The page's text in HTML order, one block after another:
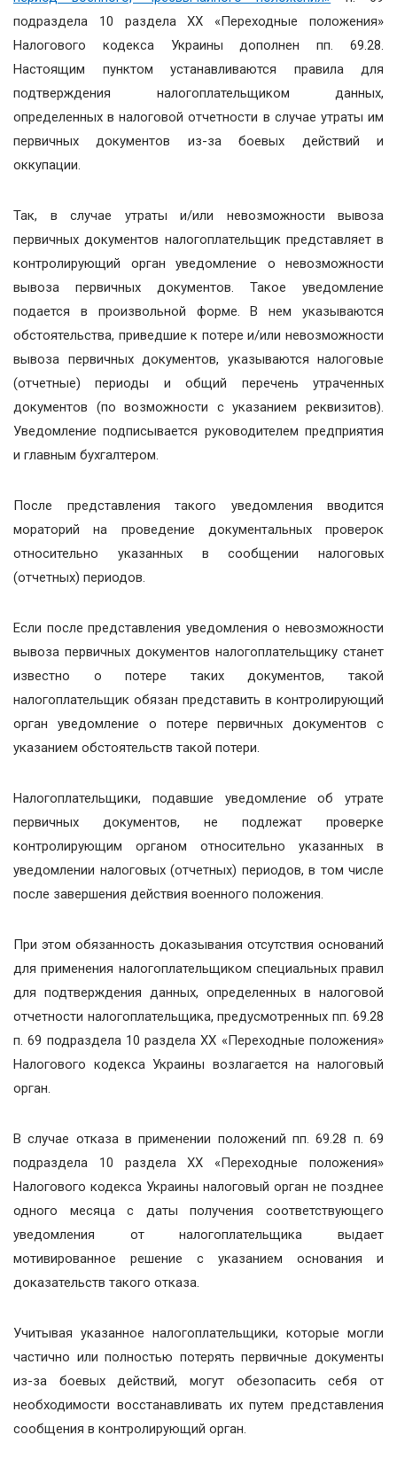
подраздела 10 раздела ХХ «Переходные положения»
Налогового кодекса Украины дополнен пп. 69.28.
Настоящим пунктом устанавливаются правила для
подтверждения налогоплательщиком данных,
определенных в налоговой отчетности в случае утраты им
первичных документов из-за боевых действий и
оккупации.
Так, в случае утраты и/или невозможности вывоза
первичных документов налогоплательщик представляет в
контролирующий орган уведомление о невозможности
вывоза первичных документов. Такое уведомление
подается в произвольной форме. В нем указываются
обстоятельства, приведшие к потере и/или невозможности
вывоза первичных документов, указываются налоговые
(отчетные) периоды и общий перечень утраченных
документов (по возможности с указанием реквизитов).
Уведомление подписывается руководителем предприятия
и главным бухгалтером.
После представления такого уведомления вводится
мораторий на проведение документальных проверок
относительно указанных в сообщении налоговых
(отчетных) периодов.
Если после представления уведомления о невозможности
вывоза первичных документов налогоплательщику станет
известно о потере таких документов, такой
налогоплательщик обязан представить в контролирующий
орган уведомление о потере первичных документов с
указанием обстоятельств такой потери.
Налогоплательщики, подавшие уведомление об утрате
первичных документов, не подлежат проверке
контролирующим органом относительно указанных в
уведомлении налоговых (отчетных) периодов, в том числе
после завершения действия военного положения.
При этом обязанность доказывания отсутствия оснований
для применения налогоплательщиком специальных правил
для подтверждения данных, определенных в налоговой
отчетности налогоплательщика, предусмотренных пп. 69.28
п. 69 подраздела 10 раздела ХХ «Переходные положения»
Налогового кодекса Украины возлагается на налоговый
орган.
В случае отказа в применении положений пп. 69.28 п. 69
подраздела 10 раздела ХХ «Переходные положения»
Налогового кодекса Украины налоговый орган не позднее
одного месяца с даты получения соответствующего
уведомления от налогоплательщика выдает
мотивированное решение с указанием основания и
доказательств такого отказа.
Учитывая указанное налогоплательщики, которые могли
частично или полностью потерять первичные документы
из-за боевых действий, могут обезопасить себя от
необходимости восстанавливать их путем представления
сообщения в контролирующий орган.